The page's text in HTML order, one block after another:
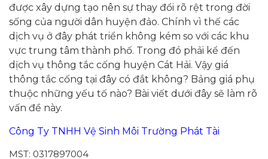
được xây dựng tạo nên sự thay đổi rõ rệt trong đời
sống của người dân huyện đảo. Chính vì thế các
dịch vụ ở đây phát triển không kém so với các khu
vực trung tâm thành phố. Trong đó phải kể đến
dịch vụ thông tắc cống huyện Cát Hải. Vậy giá
thông tắc cống tại đây có đắt không? Bảng giá phụ
thuộc những yếu tố nào? Bài viết dưới đây sẽ làm rõ
vấn đề này.
Công Ty TNHH Vệ Sinh Môi Trường Phát Tài
MST: 0317897004